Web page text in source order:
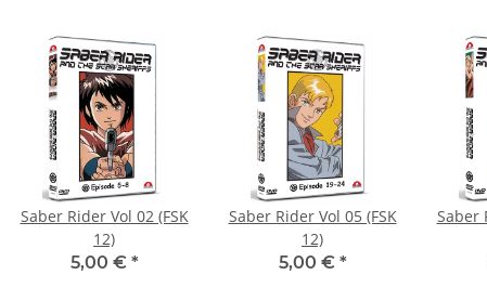
Saber Rider Vol 02 (FSK
12)
5,00 € *
Saber Rider Vol 05 (FSK
12)
5,00 € *
Saber